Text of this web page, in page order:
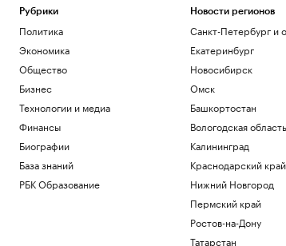
Рубрики
Политика
Экономика
Общество
Бизнес
Технологии и медиа
Финансы
Биографии
База знаний
РБК Образование
Новости регионов
Санкт-Петербург и
Екатеринбург
Новосибирск
Омск
Башкортостан
Вологодская область
Калининград
Краснодарский край
Нижний Новгород
Пермский край
Ростов-на-Дону
Татарстан